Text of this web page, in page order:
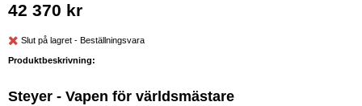
42 370 kr
Slut på lagret - Beställningsvara
Produktbeskrivning:
Steyer - Vapen för världsmästare